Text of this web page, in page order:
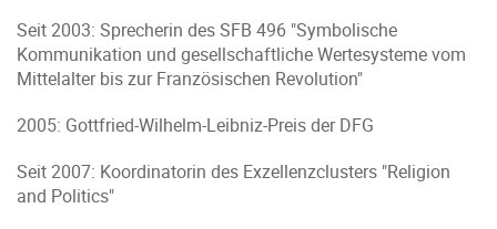
Seit 2003: Sprecherin des SFB 496 "Symbolische
Kommunikation und gesellschaftliche Wertesysteme vom
Mittelalter bis zur Französischen Revolution"
2005: Gottfried-Wilhelm-Leibniz-Preis der DFG
Seit 2007: Koordinatorin des Exzellenzclusters "Religion
and Politics"